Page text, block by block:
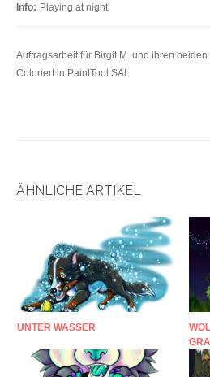
Info: Playing at night
Auftragsarbeit für Birgit M. und ihren beiden
Coloriert in PaintTool SAI.
ÄHNLICHE ARTIKEL
UNTER WASSER